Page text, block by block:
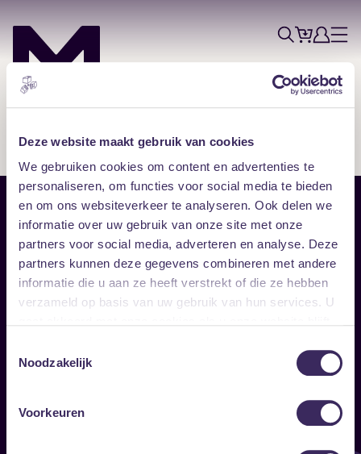
Deze website maakt gebruik van cookies
We gebruiken cookies om content en advertenties te
personaliseren, om functies voor social media te bieden
en om ons websiteverkeer te analyseren. Ook delen we
informatie over uw gebruik van onze site met onze
partners voor social media, adverteren en analyse. Deze
partners kunnen deze gegevens combineren met andere
informatie die u aan ze heeft verstrekt of die ze hebben
verzameld op basis van uw gebruik van hun services. U
Noodzakelijk
Voorkeuren
ZoekTicketsAccount
Menu
Sitemap
Home
Vrijwilligers
Verhuur
Disclaimer
Toegankelijkheid
Privacy & cookies
Follow
Onze nieuwsbrief ontvangen?